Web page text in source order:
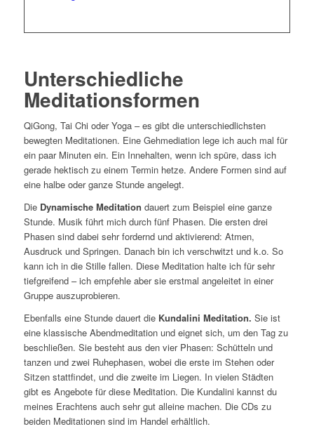
Unterschiedliche
Meditationsformen
QiGong, Tai Chi oder Yoga – es gibt die unterschiedlichsten
bewegten Meditationen. Eine Gehmediation lege ich auch mal für
ein paar Minuten ein. Ein Innehalten, wenn ich spüre, dass ich
gerade hektisch zu einem Termin hetze. Andere Formen sind auf
eine halbe oder ganze Stunde angelegt.
Die Dynamische Meditation dauert zum Beispiel eine ganze
Stunde. Musik führt mich durch fünf Phasen. Die ersten drei
Phasen sind dabei sehr fordernd und aktivierend: Atmen,
Ausdruck und Springen. Danach bin ich verschwitzt und k.o. So
kann ich in die Stille fallen. Diese Meditation halte ich für sehr
tiefgreifend – ich empfehle aber sie erstmal angeleitet in einer
Gruppe auszuprobieren.
Ebenfalls eine Stunde dauert die Kundalini Meditation. Sie ist
eine klassische Abendmeditation und eignet sich, um den Tag zu
beschließen. Sie besteht aus den vier Phasen: Schütteln und
tanzen und zwei Ruhephasen, wobei die erste im Stehen oder
Sitzen stattfindet, und die zweite im Liegen. In vielen Städten
gibt es Angebote für diese Meditation. Die Kundalini kannst du
meines Erachtens auch sehr gut alleine machen. Die CDs zu
beiden Meditationen sind im Handel erhältlich.